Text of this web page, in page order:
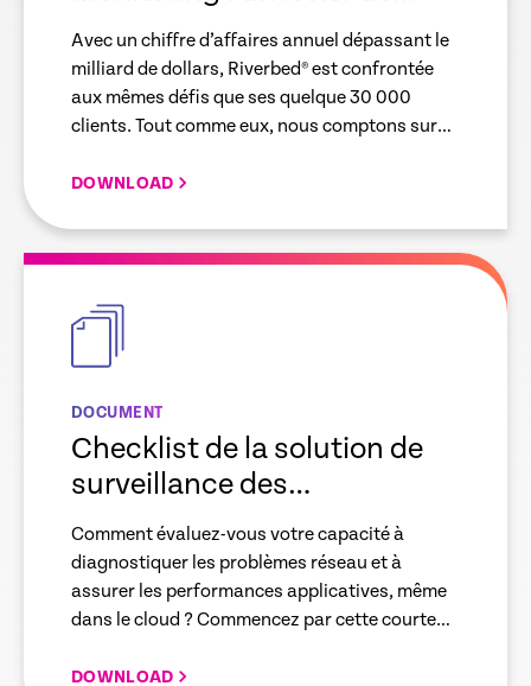
productivité pour Riverbed
et ses clients
Avec un chiffre d’affaires annuel dépassant le
milliard de dollars, Riverbed® est confrontée
aux mêmes défis que ses quelque 30 000
clients. Tout comme eux, nous comptons sur
soutenir notre croissance et affûter notre
DOWNLOAD
empty
DOCUMENT
Checklist de la solution de
surveillance des
performances réseau
Comment évaluez-vous votre capacité à
diagnostiquer les problèmes réseau et à
assurer les performances applicatives, même
dans le cloud ? Commencez par cette courte
pourrait apporter votre entreprise digitale.
DOWNLOAD